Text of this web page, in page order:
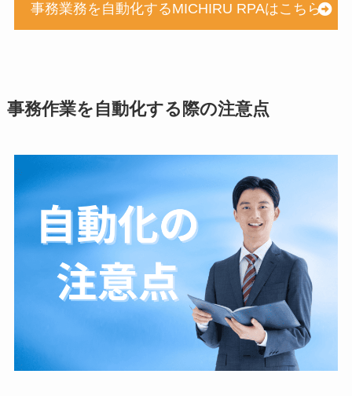
事務業務を自動化するMICHIRU RPAはこちら
事務作業を自動化する際の注意点